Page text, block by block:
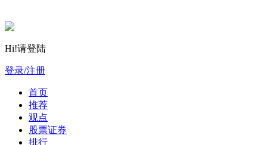
Hi!请登陆
登录/注册
首页
推荐
观点
股票证券
排行